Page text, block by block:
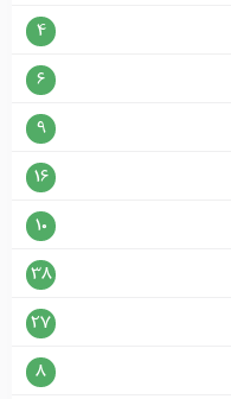
4
6
9
16
10
38
27
8